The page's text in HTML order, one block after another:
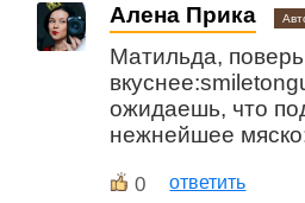
Алена Прика
Матильда,
ожидаешь, что
нежнейшее
0 ответить